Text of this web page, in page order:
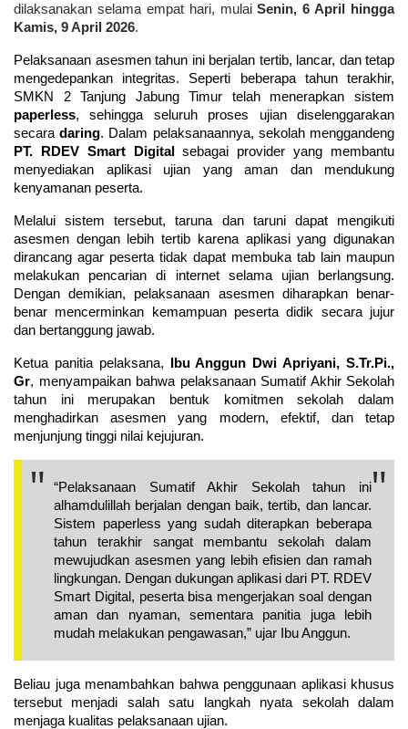
dilaksanakan selama empat hari, mulaiSenin, 6 April hingga
Kamis, 9 April 2026.
Pelaksanaan asesmen tahun ini berjalan tertib, lancar, dan tetap
mengedepankan integritas. Seperti beberapa tahun terakhir,
paperless, sehingga seluruh proses ujian diselenggarakan
secara daring
PT. RDEV Smart Digital sebagai provider yang membantu
menyediakan aplikasi ujian yang aman dan mendukung
kenyamanan peserta.
Melalui sistem tersebut, taruna dan taruni dapat mengikuti
asesmen dengan lebih tertib karena aplikasi yang digunakan
dirancang agar peserta tidak dapat membuka tab lain maupun
melakukan pencarian di internet selama ujian berlangsung.
Dengan demikian, pelaksanaan asesmen diharapkan benar-
benar mencerminkan kemampuan peserta didik secara jujur
dan bertanggung jawab.
Ketua panitia pelaksana, Ibu Anggun Dwi Apriyani, S.Tr.Pi.,
Gr, menyampaikan bahwa pelaksanaan Sumatif Akhir Sekolah
tahun ini merupakan bentuk komitmen sekolah dalam
menghadirkan asesmen yang modern, efektif, dan tetap
menjunjung tinggi nilai kejujuran.
“Pelaksanaan Sumatif Akhir Sekolah tahun ini
alhamdulillah berjalan dengan baik, tertib, dan lancar.
Sistem paperless yang sudah diterapkan beberapa
tahun terakhir sangat membantu sekolah dalam
mewujudkan asesmen yang lebih efisien dan ramah
lingkungan. Dengan dukungan aplikasi dari PT. RDEV
Smart Digital, peserta bisa mengerjakan soal dengan
aman dan nyaman, sementara panitia juga lebih
mudah melakukan pengawasan,” ujar Ibu Anggun.
Beliau juga menambahkan bahwa penggunaan aplikasi khusus
tersebut menjadi salah satu langkah nyata sekolah dalam
menjaga kualitas pelaksanaan ujian.